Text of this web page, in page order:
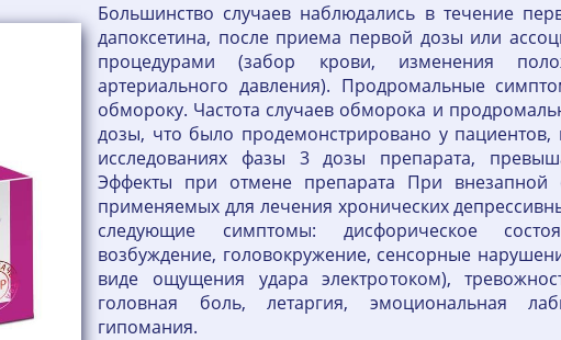
Большинство случаев наблюдались в течение
дапоксетина, после приема первой дозы или
процедурами (забор крови, изменения
артериального давления). Продромальные
обмороку. Частота случаев обморока и
дозы, что было продемонстрировано у пациентов,
исследованиях фазы 3 дозы препарата,
Эффекты при отмене препарата При внезапной
применяемых для лечения хронических
следующие симптомы: дисфорическое
возбуждение, головокружение, сенсорные
виде ощущения удара электротоком),
головная боль, летаргия, эмоциональная
гипомания.